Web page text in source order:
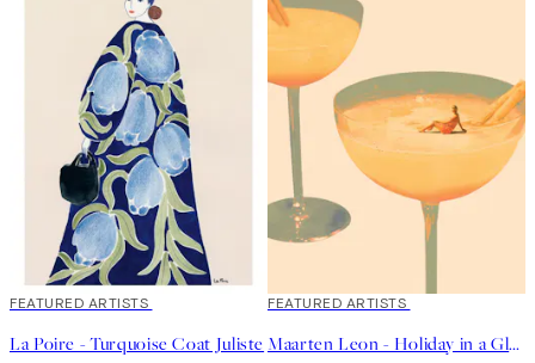
40%*
FEATURED ARTISTS
La Poire - Turquoise Coat Juliste
40%*
FEATURED ARTISTS
Maarten Leon - Holiday in a Glass No1 Juliste